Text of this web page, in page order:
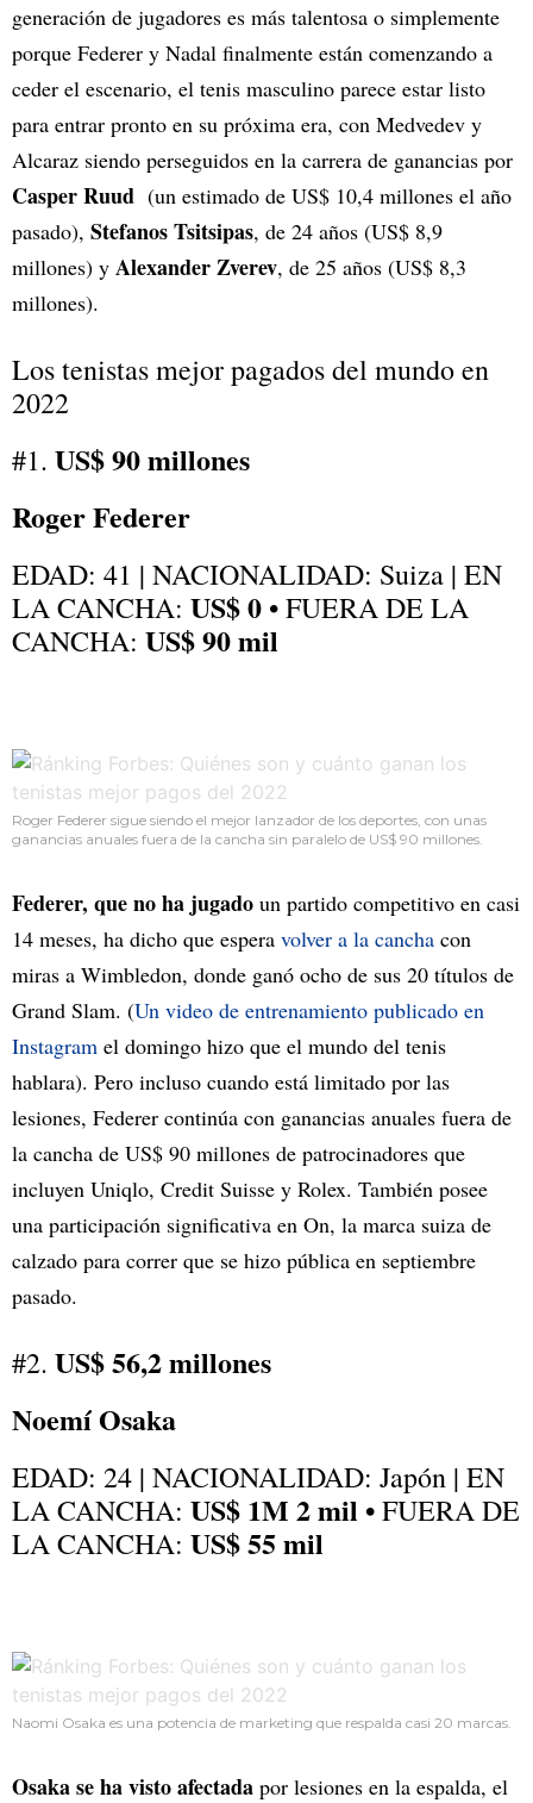
generación de jugadores es más talentosa o simplemente
porque Federer y Nadal finalmente están comenzando a
ceder el escenario, el tenis masculino parece estar listo
para entrar pronto en su próxima era, con Medvedev y
Alcaraz siendo perseguidos en la carrera de ganancias por
Casper Ruud (un estimado de US$ 10,4 millones el año
pasado), Stefanos Tsitsipas, de 24 años (US$ 8,9
millones) y Alexander Zverev, de 25 años (US$ 8,3
millones).
Los tenistas mejor pagados del mundo en
2022
#1. US$ 90 millones
Roger Federer
EDAD: 41 | NACIONALIDAD: Suiza | EN
LA CANCHA: US$ 0 • FUERA DE LA
CANCHA: US$ 90 mil
Roger Federer sigue siendo el mejor lanzador de los deportes, con unas
ganancias anuales fuera de la cancha sin paralelo de US$ 90 millones.
Federer, que no ha jugado un partido competitivo en casi
14 meses, ha dicho que espera volver a la cancha con
miras a Wimbledon, donde ganó ocho de sus 20 títulos de
Grand Slam. (Un video de entrenamiento publicado en
Instagram el domingo hizo que el mundo del tenis
hablara). Pero incluso cuando está limitado por las
lesiones, Federer continúa con ganancias anuales fuera de
la cancha de US$ 90 millones de patrocinadores que
incluyen Uniqlo, Credit Suisse y Rolex. También posee
una participación significativa en On, la marca suiza de
calzado para correr que se hizo pública en septiembre
pasado.
#2. US$ 56,2 millones
Noemí Osaka
EDAD: 24 | NACIONALIDAD: Japón | EN
LA CANCHA: US$ 1M 2 mil •FUERA DE
LA CANCHA: US$ 55 mil
Naomi Osaka es una potencia de marketing que respalda casi 20 marcas.
Osaka se ha visto afectada por lesiones en la espalda, el